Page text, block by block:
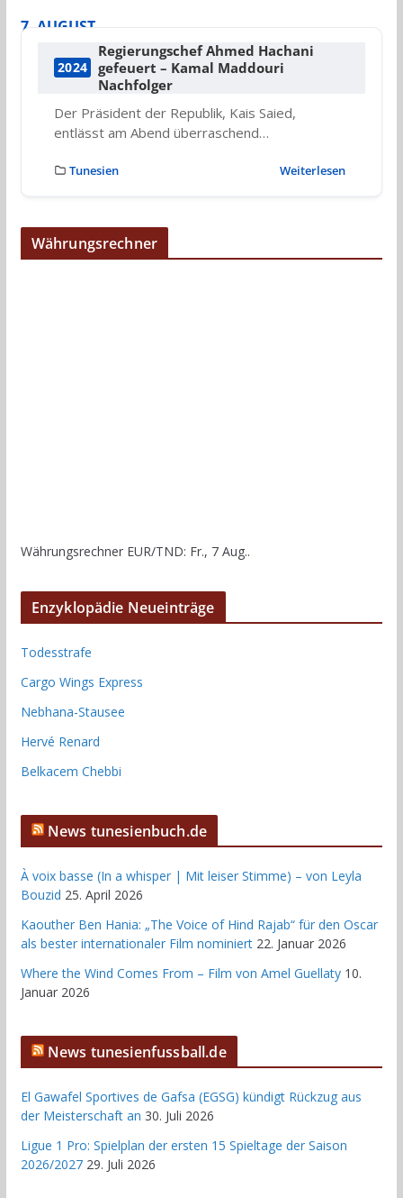
7. AUGUST
2024
Regierungschef Ahmed Hachani
gefeuert – Kamal Maddouri
Nachfolger
Der Präsident der Republik, Kais Saied,
entlässt am Abend überraschend…
Tunesien Weiterlesen
Währungsrechner
Währungsrechner EUR/TND: Fr., 7 Aug..
Enzyklopädie Neueinträge
Todesstrafe
Cargo Wings Express
Nebhana-Stausee
Hervé Renard
Belkacem Chebbi
News tunesienbuch.de
À voix basse (In a whisper | Mit leiser Stimme) – von Leyla
Bouzid 25. April 2026
Kaouther Ben Hania: „The Voice of Hind Rajab“ für den Oscar
als bester internationaler Film nominiert 22. Januar 2026
Where the Wind Comes From – Film von Amel Guellaty 10.
Januar 2026
News tunesienfussball.de
El Gawafel Sportives de Gafsa (EGSG) kündigt Rückzug aus
der Meisterschaft an 30. Juli 2026
Ligue 1 Pro: Spielplan der ersten 15 Spieltage der Saison
2026/2027 29. Juli 2026